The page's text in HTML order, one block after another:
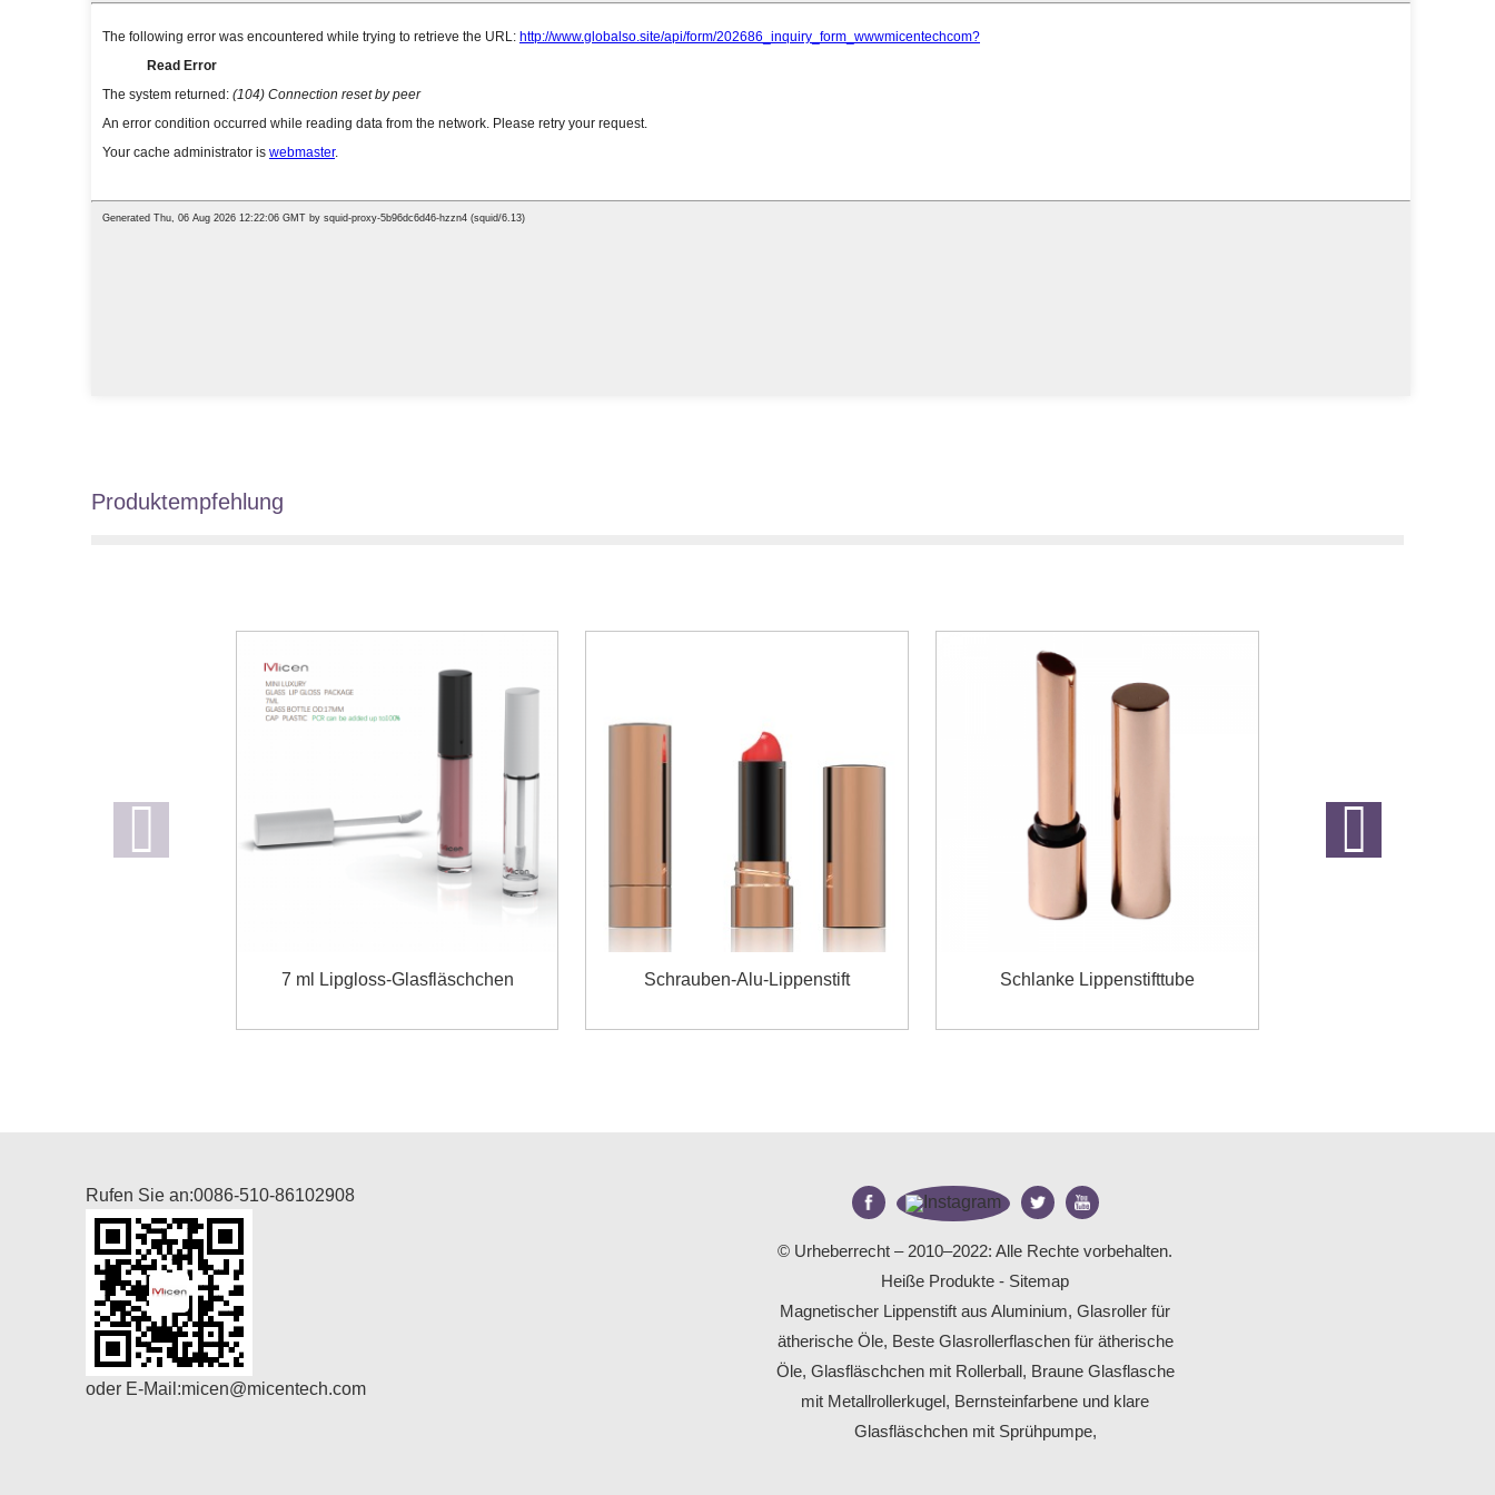
Produktempfehlung
7 ml Lipgloss-Glasfläschchen Schrauben-Alu-Lippenstift Schlanke Lippenstifttube
Rufen Sie an:0086-510-86102908
oder E-Mail:micen@micentech.com
© Urheberrecht – 2010–2022: Alle Rechte vorbehalten.
Heiße Produkte - Sitemap
Magnetischer Lippenstift aus Aluminium,Glasroller für
ätherische Öle, Beste Glasrollerflaschen für ätherische
Öle, Glasfläschchen mit Rollerball, Braune Glasflasche
mit Metallrollerkugel, Bernsteinfarbene und klare
Glasfläschchen mit Sprühpumpe,